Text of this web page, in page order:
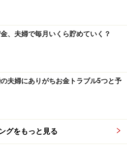
、夫婦で毎月いくら貯めていく？
夫婦にありがちお金トラブル5つと予
グをもっと見る